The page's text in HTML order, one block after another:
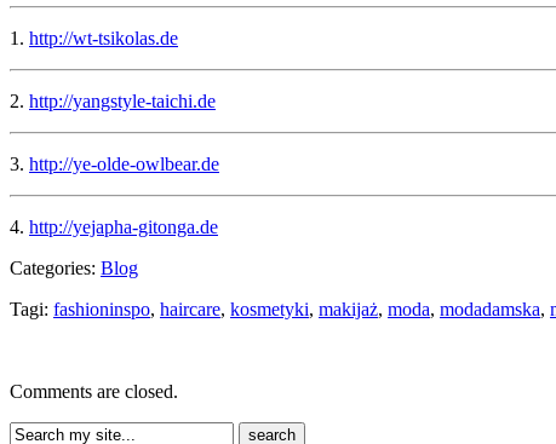
1. http://wt-tsikolas.de
2. http://yangstyle-taichi.de
3. http://ye-olde-owlbear.de
4. http://yejapha-gitonga.de
Categories: Blog
Tagi: fashioninspo, haircare, kosmetyki, makijaż, moda, modadamska,
Comments are closed.